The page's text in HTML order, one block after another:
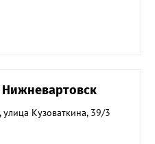
Нижневартовск
Кузоваткина, 39/3